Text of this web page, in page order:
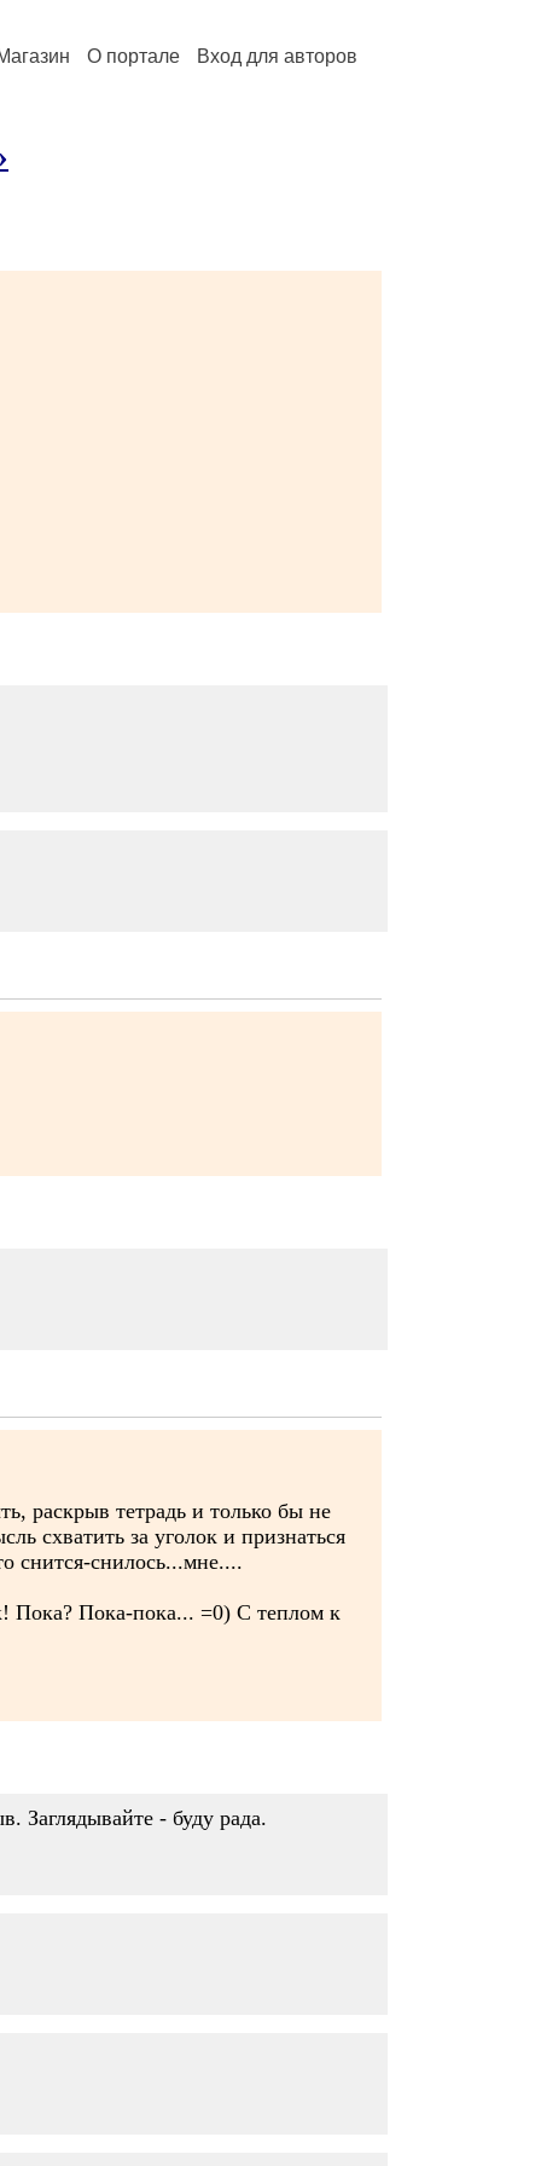
О портале Вход для авторов
раскрыв тетрадь и только бы не
схватить за уголок и признаться
снится-снилось...мне....
Пока? Пока-пока... =0) С теплом к
Заглядывайте - буду рада.